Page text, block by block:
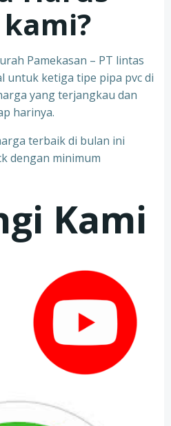
Pamekasan – PT lintas
untuk ketiga tipe pipa pvc di
yang terjangkau dan
harinya.
terbaik di bulan ini
dengan minimum
Kami